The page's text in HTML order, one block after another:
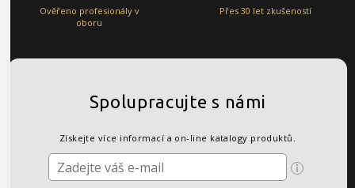
Ověřeno profesionály v
oboru
Přes 30 let zkušeností
Spolupracujte s námi
Získejte více informací a on-line katalogy produktů.